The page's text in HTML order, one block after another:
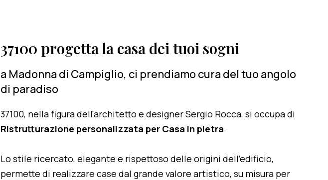
37100 progetta la casa dei tuoi sogni
a Madonna di Campiglio, ci prendiamo cura del tuo angolo
di paradiso
37100, nella figura dell'architetto e designer Sergio Rocca, si occupa di
Ristrutturazione personalizzata per Casa in pietra.
Lo stile ricercato, elegante e rispettoso delle origini dell'edificio,
permette di realizzare case dal grande valore artistico, su misura per